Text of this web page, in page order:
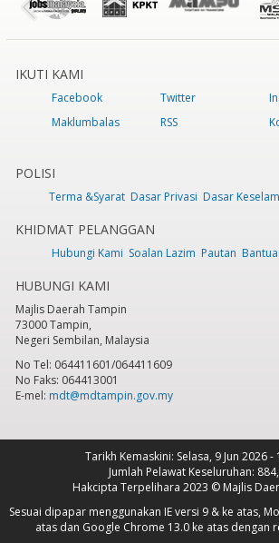
IKUTI KAMI
Facebook Twitter
Maklumbalas
RSS
POLISI
Terma &Syarat Dasar Privasi Dasar
KHIDMAT PELANGGAN
Hubungi Kami Soalan Lazim Pautan
HUBUNGI KAMI
Majlis Daerah Tampin
73000 Tampin,
Negeri Sembilan, Malaysia
No Tel: 064411601/064411609
No Faks: 064413001
E-mel: mdt@mdtampin.gov.my
Tarikh Kemaskini: Selasa, 9 Jun 2026
Jumlah Pelawat Keseluruhan:
Hakcipta Terpelihara 2023 © Majlis
Sesuai dipapar menggunakan IE versi 9 & ke atas,
atas dan Google Chrome 13.0 ke atas dengan